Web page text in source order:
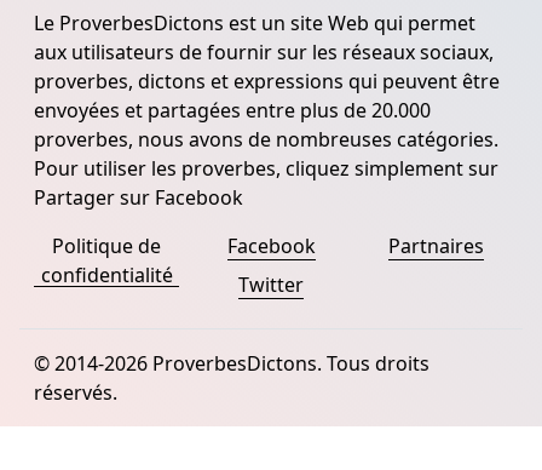
Le ProverbesDictons est un site Web qui permet
aux utilisateurs de fournir sur les réseaux sociaux,
proverbes, dictons et expressions qui peuvent être
envoyées et partagées entre plus de 20.000
proverbes, nous avons de nombreuses catégories.
Pour utiliser les proverbes, cliquez simplement sur
Partager sur Facebook
Politique de
confidentialité
Facebook
Twitter
Partnaires
© 2014-2026 ProverbesDictons. Tous droits
réservés.